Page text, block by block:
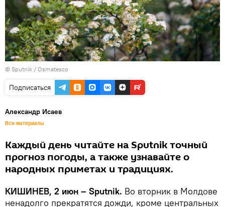
© Sputnik / Osmatesco
Подписаться
Александр Исаев
Все материалы
Каждый день читайте на Sputnik точный
прогноз погоды, а также узнавайте о
народных приметах и традициях.
КИШИНЕВ, 2 июн – Sputnik. Во вторник в Молдове
ненадолго прекратятся дожди, кроме центральных